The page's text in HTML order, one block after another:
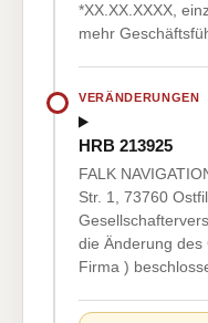
*XX.XX.XXXX,
mehr
VERÄNDERUNGEN
HRB 213925
FALK
Str. 1, 73760
die Änderung
Firma )